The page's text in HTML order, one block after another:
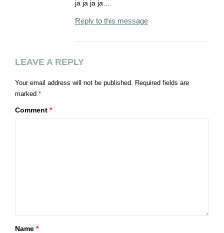
ja ja ja ja…
Reply to this message
LEAVE A REPLY
Your email address will not be published. Required fields are
marked *
Comment *
Name *